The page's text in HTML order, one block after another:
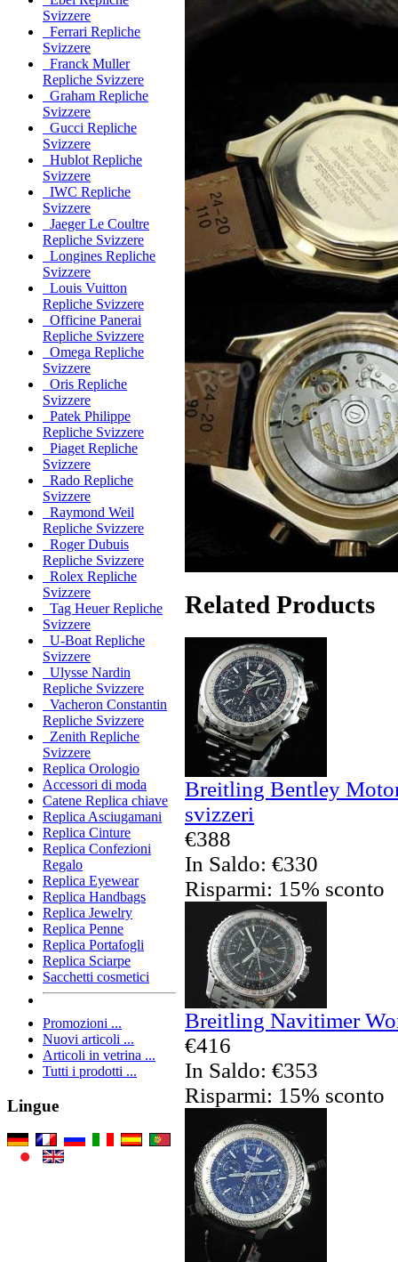
Svizzere
Ferrari Repliche
Svizzere
Franck Muller
Repliche Svizzere
Graham Repliche
Svizzere
Gucci Repliche
Svizzere
Hublot Repliche
Svizzere
IWC Repliche
Svizzere
Jaeger Le Coultre
Repliche Svizzere
Longines Repliche
Svizzere
Louis Vuitton
Repliche Svizzere
Officine Panerai
Repliche Svizzere
Omega Repliche
Svizzere
Oris Repliche
Svizzere
Patek Philippe
Repliche Svizzere
Piaget Repliche
Svizzere
Rado Repliche
Svizzere
Raymond Weil
Repliche Svizzere
Roger Dubuis
Repliche Svizzere
Rolex Repliche
Svizzere
Tag Heuer Repliche
Svizzere
U-Boat Repliche
Svizzere
Ulysse Nardin
Repliche Svizzere
Vacheron Constantin
Repliche Svizzere
Zenith Repliche
Svizzere
Replica Orologio
Accessori di moda
Catene Replica chiave
Replica Asciugamani
Replica Cinture
Replica Confezioni
Regalo
Replica Eyewear
Replica Handbags
Replica Jewelry
Replica Penne
Replica Portafogli
Replica Sciarpe
Sacchetti cosmetici
Promozioni ...
Nuovi articoli ...
Articoli in vetrina ...
Tutti i prodotti ...
Lingue
Related Products
Breitling Bentley
svizzeri
€388
In Saldo: €330
Risparmi: 15% sconto
Breitling Navitimer
€416
In Saldo: €353
Risparmi: 15% sconto